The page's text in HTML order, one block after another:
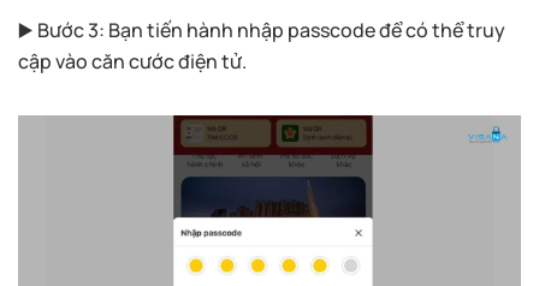
▶️ Bước 3: Bạn tiến hành nhập passcode để có thể truy
cập vào căn cước điện tử.